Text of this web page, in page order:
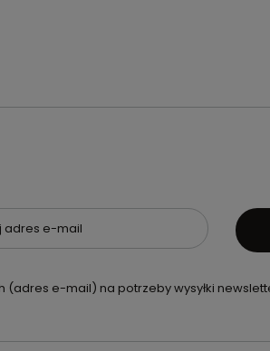
adres e-mail
e-mail) na potrzeby wysyłki